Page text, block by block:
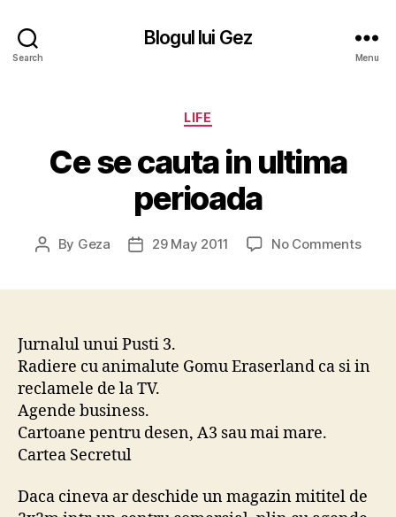
Search
Blogul lui Gez
Menu
Categories
LIFE
Ce se cauta in ultima
perioada
Post
By Geza
Post29 May 2011 No Commentson
Jurnalul unui Pusti 3.
Radiere cu animalute Gomu Eraserland ca si in
reclamele de la TV.
Agende business.
Cartoane pentru desen, A3 sau mai mare.
Cartea Secretul
Daca cineva ar deschide un magazin mititel de